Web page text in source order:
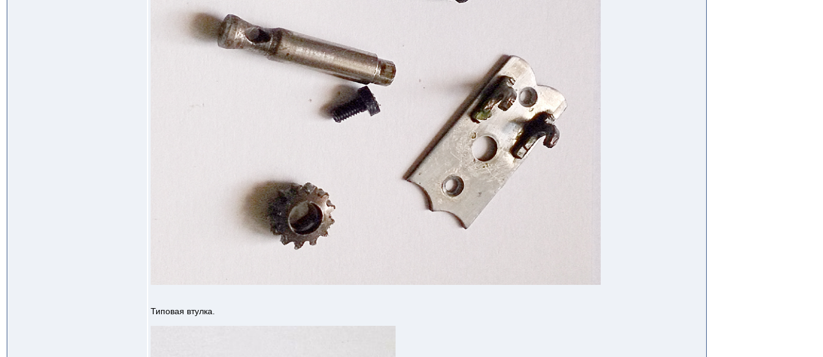
Типовая втулка.